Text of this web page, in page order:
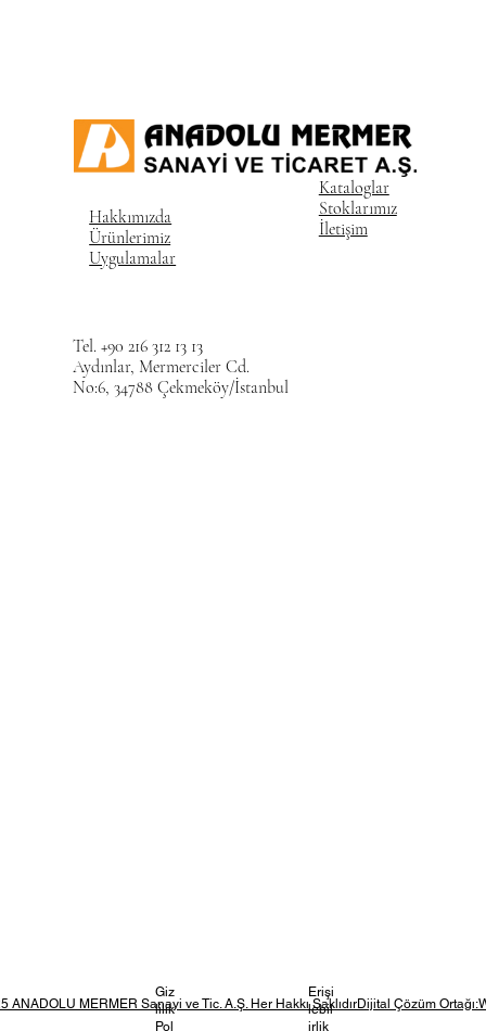
Giz
lilik
Pol
Erişi
lebil
irlik
ANADOLU MERMER Sanayi ve Tic. A.Ş. Her Hakkı SaklıdırDijital Çözüm
Hakkımızda
Ürünlerimiz
Uygulamalar
Kataloglar
Stoklarımız
İletişim
Tel. +90 216 312 13 13
Aydınlar, Mermerciler Cd.
No:6, 34788 Çekmeköy/İstanbul